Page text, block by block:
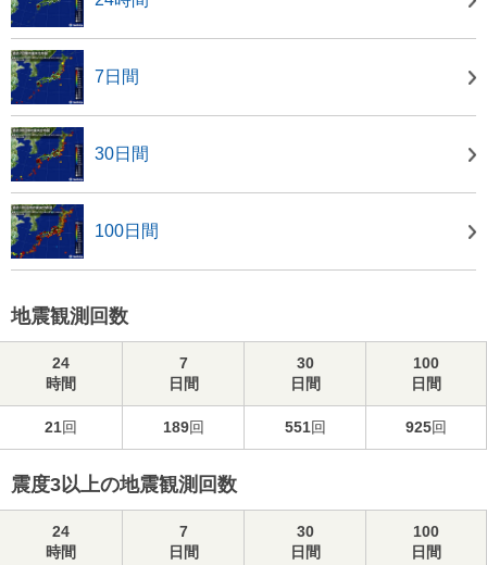
7日間
30日間
100日間
地震観測回数
24
時間
7
日間
30
日間
100
日間
21回 189回 551回 925回
震度3以上の地震観測回数
24
時間
7
日間
30
日間
100
日間